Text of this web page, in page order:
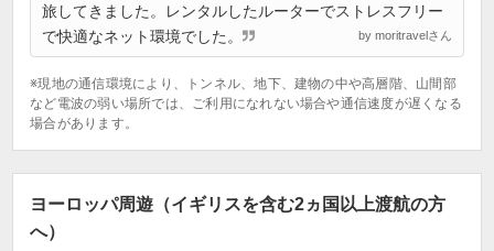
旅してきました。レンタルしたルーターでストレスフリー
で快適なネット環境でした。
by moritravelさん
※現地の通信環境により、トンネル、地下、建物の中や高層階、山間部
など電波の弱い場所では、ご利用になれない場合や通信速度が遅くなる
場合があります。
ヨーロッパ周遊（イギリスを含む2ヵ国以上渡航の方
へ）